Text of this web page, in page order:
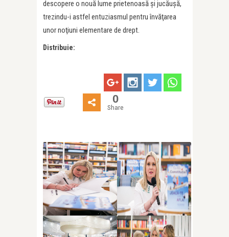
descopere o nouă lume prietenoasă şi jucăuşă,
trezindu-i astfel entuziasmul pentru învăţarea
unor noţiuni elementare de drept.
Distribuie:
0
Share